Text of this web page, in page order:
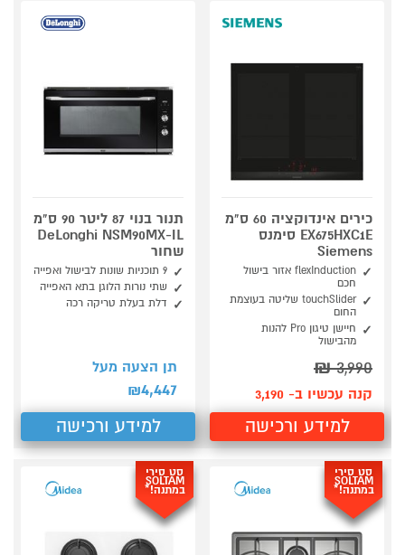
כירים אינדוקציה 60 ס"מ
EX675HXC1E סימנס
Siemens
flexInduction אזור בישול
חכם
touchSlider שליטה בעוצמת
החום
חיישן טיגון Pro להנות
מהבישול
3,990
₪
קנה עכשיו ב- 3,190
למידע ורכישה
תנור בנוי 87 ליטר 90 ס"מ
DeLonghi NSM90MX-IL
שחור
9 תוכניות שונות לבישול ואפייה
שתי נורות הלוגן בתא האפייה
דלת בעלת טריקה רכה
תן הצעה מעל
₪4,447
למידע ורכישה
סט סירי
SOLTAM
במתנה!*
סט סירי
SOLTAM
במתנה!*